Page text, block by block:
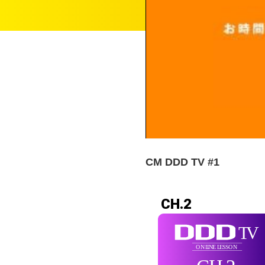
CM DDD TV #1
CH.2